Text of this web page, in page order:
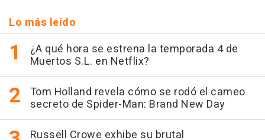
Lo más leído
¿A qué hora se estrena la temporada 4 de
Muertos S.L. en Netflix?
Tom Holland revela cómo se rodó el cameo
secreto de Spider-Man: Brand New Day
Russell Crowe exhibe su brutal